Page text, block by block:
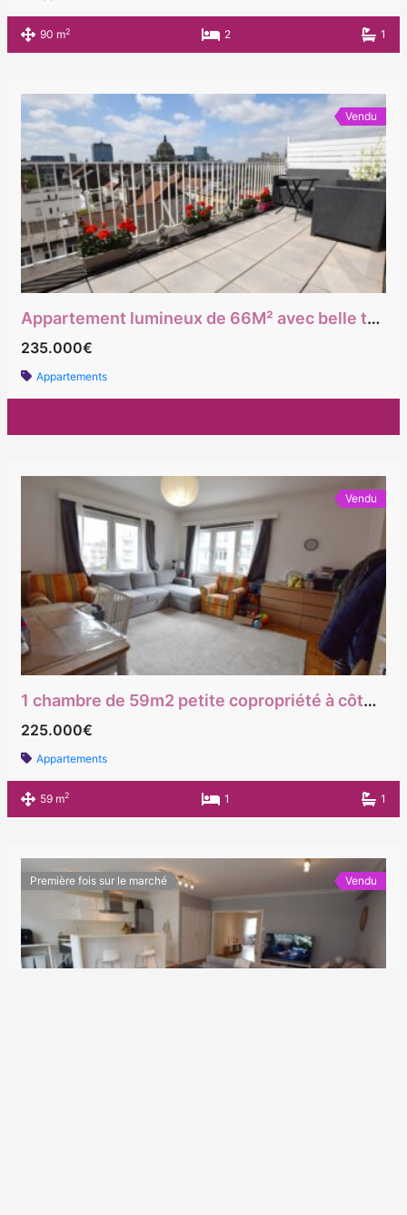
90 m2 2 1
Vendu
Appartement lumineux de 66M² avec belle terrasse vue plongeant sur la ville.
235.000€
Appartements
Vendu
1 chambre de 59m2 petite copropriété à côté du métro Hankar et proche des grands axes routiers
225.000€
Appartements
59 m2 1 1
Première fois sur le marché Vendu